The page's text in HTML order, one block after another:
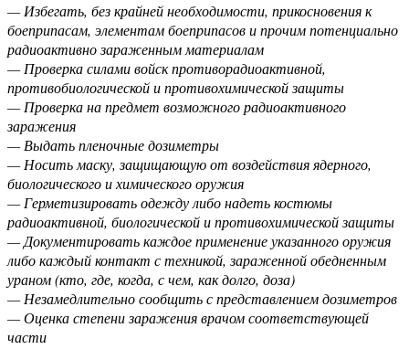
— Избегать, без крайней необходимости, прикосновения к
боеприпасам, элементам боеприпасов и прочим потенциально
радиоактивно зараженным материалам
— Проверка силами войск противорадиоактивной,
противобиологической и противохимической защиты
— Проверка на предмет возможного радиоактивного
заражения
— Выдать пленочные дозиметры
— Носить маску, защищающую от воздействия ядерного,
биологического и химического оружия
— Герметизировать одежду либо надеть костюмы
радиоактивной, биологической и противохимической защиты
— Документировать каждое применение указанного оружия
либо каждый контакт с техникой, зараженной обедненным
ураном (кто, где, когда, с чем, как долго, доза)
— Незамедлительно сообщить с представлением дозиметров
— Оценка степени заражения врачом соответствующей
части